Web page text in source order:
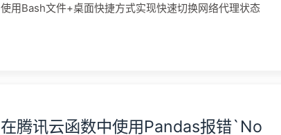
使用Bash文件+桌面快捷方式实现快速切换网络代理状态
在腾讯云函数中使用Pandas报错`No